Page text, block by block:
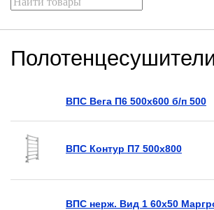
ВПС Вега П6 500х600 б/п 500
ВПС Контур П7 500х800
ВПС нерж. Вид 1 60х50